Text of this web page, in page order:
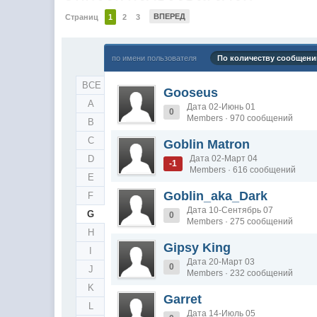
Страниц 1 2 3 ВПЕРЕД
ВСЕ
A
B
C
D
E
F
G
H
J
K
L
по имени пользователя По количеству
Gooseus
0
Дата 02-Июнь 01
Members · 970 сообщений
Goblin Matron
-1
Дата 02-Март 04
Members · 616 сообщений
Goblin_aka_Dark
0
Дата 10-Сентябрь 07
Members · 275 сообщений
Gipsy King
0
Дата 20-Март 03
Members · 232 сообщений
Garret
Дата 14-Июль 05